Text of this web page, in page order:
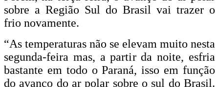
sobre a Região Sul do Brasil vai trazer o
frio novamente.
“As temperaturas não se elevam muito nesta
segunda-feira mas, a partir da noite, esfria
bastante em todo o Paraná, isso em função
do avanço do ar polar sobre o sul do Brasil.